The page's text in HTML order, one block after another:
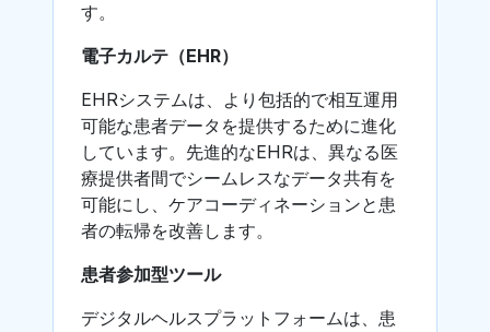
す。
電子カルテ（EHR）
EHRシステムは、より包括的で相互運用
可能な患者データを提供するために進化
しています。先進的なEHRは、異なる医
療提供者間でシームレスなデータ共有を
可能にし、ケアコーディネーションと患
者の転帰を改善します。
患者参加型ツール
デジタルヘルスプラットフォームは、患